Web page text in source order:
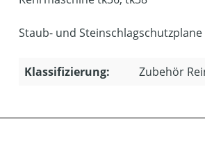
Staub- und
Klassifizierung: Zubehör